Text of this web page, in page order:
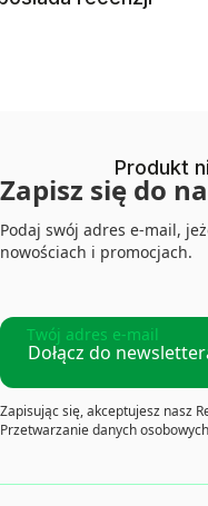
Produkt
Zapisz się do
Podaj swój adres e-mail,
nowościach i promocjach.
Twój adres e-mail
Dołącz do
Zapisując się, akceptujesz nasz
Przetwarzanie danych